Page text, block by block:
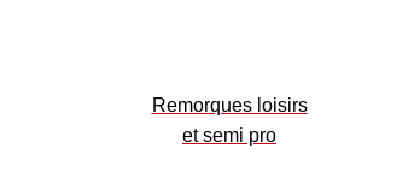
Remorques loisirs
et semi pro